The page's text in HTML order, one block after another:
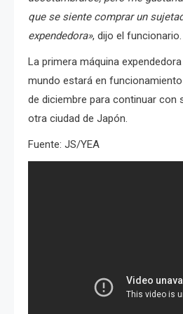
que se siente comprar un
expendedora», dijo el funcionario.
La primera máquina
mundo estará en
de diciembre para continuar con
otra ciudad de Japón.
Fuente: JS/YEA